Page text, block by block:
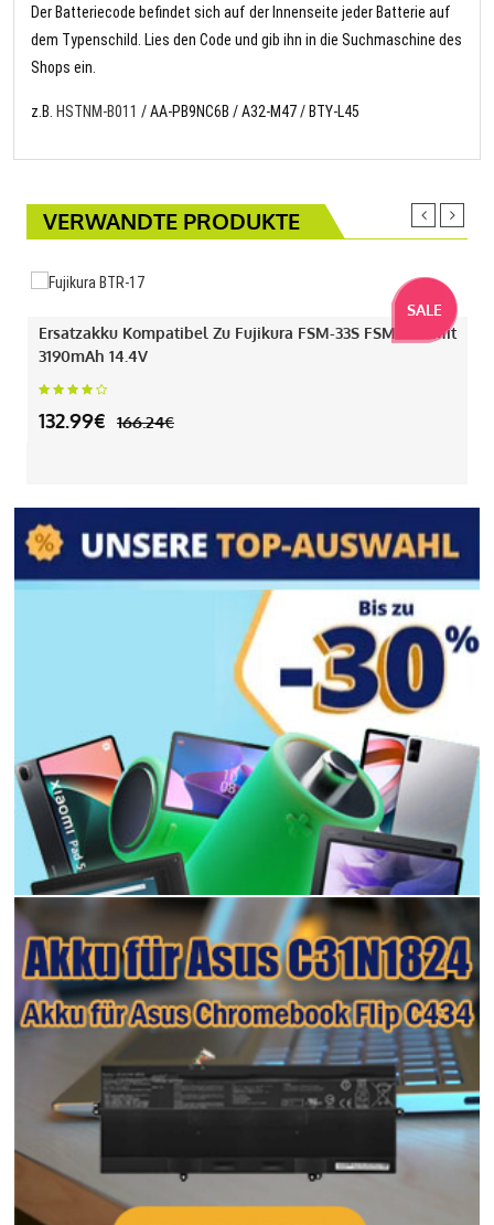
Der Batteriecode befindet sich auf der Innenseite jeder Batterie auf
dem Typenschild. Lies den Code und gib ihn in die Suchmaschine des
Shops ein.
z.B. HSTNM-B011 / AA-PB9NC6B / A32-M47 / BTY-L45
VERWANDTE PRODUKTE
SALE
Ersatzakku Kompatibel Zu Fujikura FSM-33S FSM-43S Mit
3190mAh 14.4V
132.99€ 166.24€